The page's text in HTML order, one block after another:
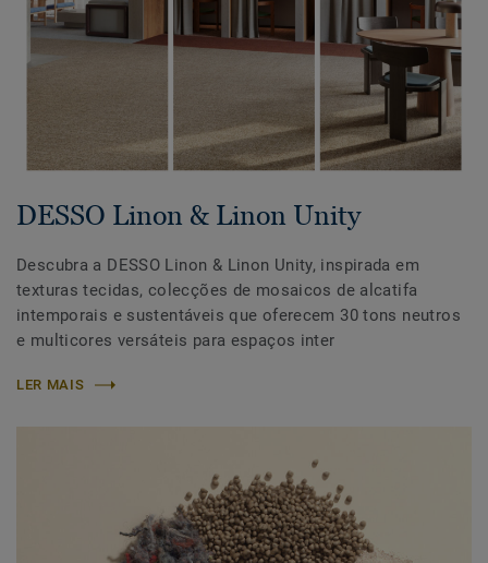
DESSO Linon & Linon Unity
Descubra a DESSO Linon & Linon Unity, inspirada em
texturas tecidas, colecções de mosaicos de alcatifa
intemporais e sustentáveis que oferecem 30 tons neutros
e multicores versáteis para espaços inter
LER MAIS